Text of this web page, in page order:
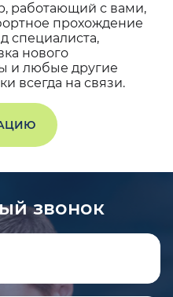
работающий с вами,
прохождение
специалиста,
нового
и любые другие
всегда на связи.
звонок